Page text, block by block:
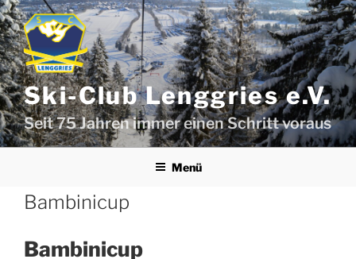
Zum
Inhalt
springen
Ski-Club Lenggries e.V.
Seit 75 Jahren immer einen Schritt voraus
Menü
Bambinicup
Bambinicup